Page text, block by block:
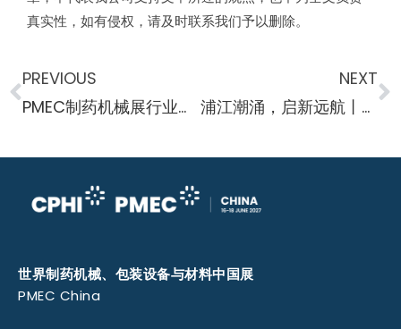
真实性，如有侵权，请及时联系我们予以删除。
PREVIOUS
PMEC制药机械展行业资讯 礼来 （Eli Lilly） 收购基因药物以解决心血管风险
NEXT
浦江潮涌，启新远航丨CPHI & PMEC China 2025震撼收官，镌刻医药全球化征程的 “中国印记”！
世界制药机械、包装设备与材料中国展
PMEC China